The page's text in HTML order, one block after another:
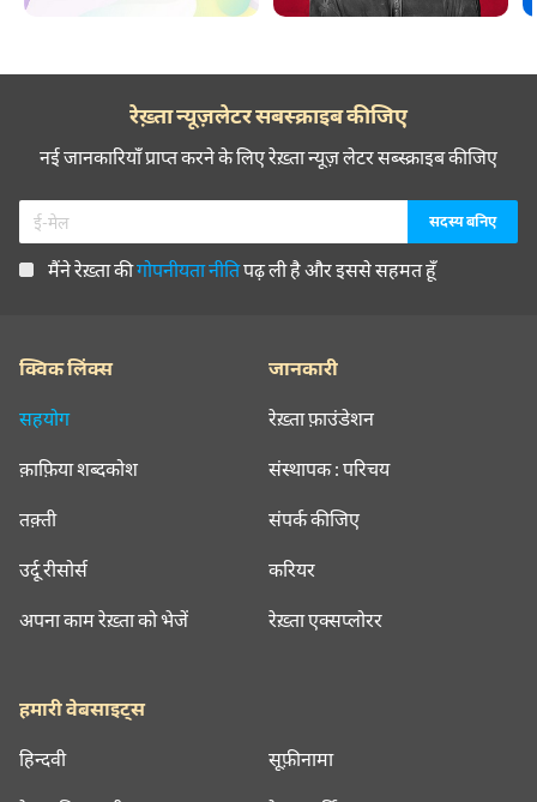
रेख़्ता न्यूज़लेटर सबस्क्राइब कीजिए
नई जानकारियाँ प्राप्त करने के लिए रेख़्ता न्यूज़ लेटर सब्स्क्राइब कीजिए
मैंने रेख़्ता कीगोपनीयता नीतिपढ़ ली है और इससे सहमत हूँ
क्विक लिंक्स
सहयोग
क़ाफ़िया शब्दकोश
तक़्ती
उर्दू रीसोर्स
अपना काम रेख़्ता को भेजें
जानकारी
रेख़्ता फ़ाउंडेशन
संस्थापक : परिचय
संपर्क कीजिए
करियर
रेख़्ता एक्सप्लोरर
हमारी वेबसाइट्स
हिन्दवी सूफ़ीनामा